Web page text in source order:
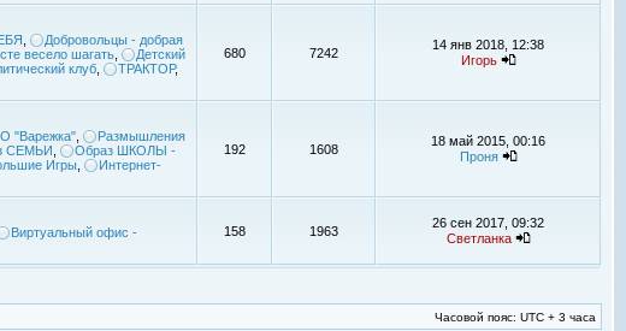
Добровольцы - добрая
весело шагать
Детский
клуб ТРАКТОР,
680 7242
14 янв 2018, 12:38
Игорь
"Варежка"
Размышления
СЕМЬИ
Образ ШКОЛЫ -
Игры
Интернет-
192 1608
18 май 2015, 00:16
Проня
Виртуальный офис -
158 1963
26 сен 2017, 09:32
Светланка
Часовой пояс: UTC + 3 часа